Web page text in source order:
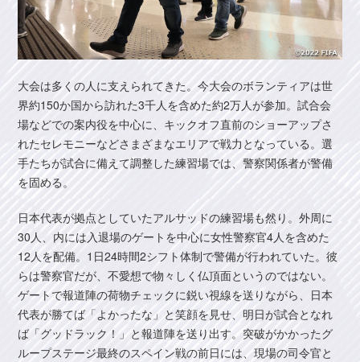
大会は多くの人に支えられてきた。今大会のボランティアは世
界約150か国から訪れた3千人を含めた約2万人が参加。試合会
場などでの案内役を中心に、キックオフ直前のショーアップさ
れたセレモニーなどさまざまなエリアで戦力となっている。選
手たちが試合に備えて調整した練習場では、警察関係者が警備
を固める。
日本代表が拠点としていたアルサッドの練習場も然り。外周に
30人、内には入退場のゲートを中心に女性警察官4人を含めた
12人を配備。1日24時間2シフト体制で警備が行われていた。彼
らは警察官だが、不愛想で物々しく仏頂面というのではない。
ゲートで報道陣の荷物チェックに鋭い視線を送りながら、日本
代表が勝てば「よかったな」と笑顔を見せ、明日が試合となれ
ば「グッドラック！」と報道陣を送り出す。突破がかかったグ
ループステージ最終のスペイン戦の前日には、現場の司令官と